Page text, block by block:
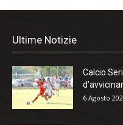
Ultime Notizie
Calcio
6 Agosto